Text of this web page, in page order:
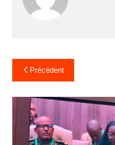
Navigation
de
l’article
Précédent